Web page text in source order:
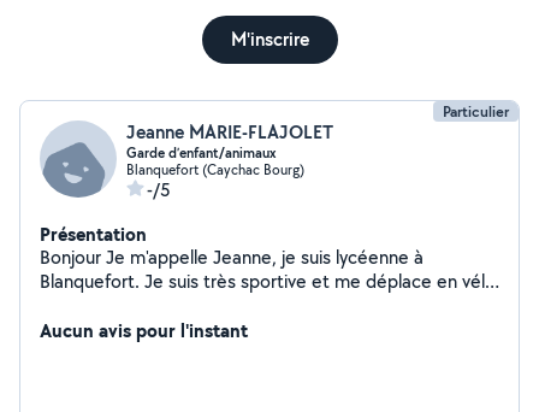
M'inscrire
Particulier
Jeanne MARIE-FLAJOLET
Garde d’enfant/animaux
Blanquefort (Caychac Bourg)
-/5
Présentation
Bonjour Je m'appelle Jeanne, je suis lycéenne à
Blanquefort. Je suis très sportive et me déplace en vélo
un chat et un lapin à la maison . Je suis disponible le
Aucun avis pour l'instant